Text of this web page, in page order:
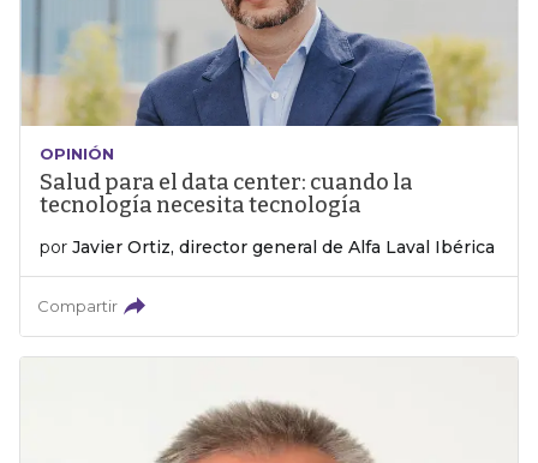
OPINIÓN
Salud para el data center: cuando la
tecnología necesita tecnología
por Javier Ortiz, director general de Alfa Laval Ibérica
Compartir